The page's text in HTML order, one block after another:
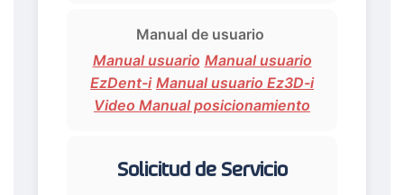
Manual de usuario
Manual usuario Manual usuario
EzDent-i Manual usuario Ez3D-i
Video Manual posicionamiento
Solicitud de Servicio